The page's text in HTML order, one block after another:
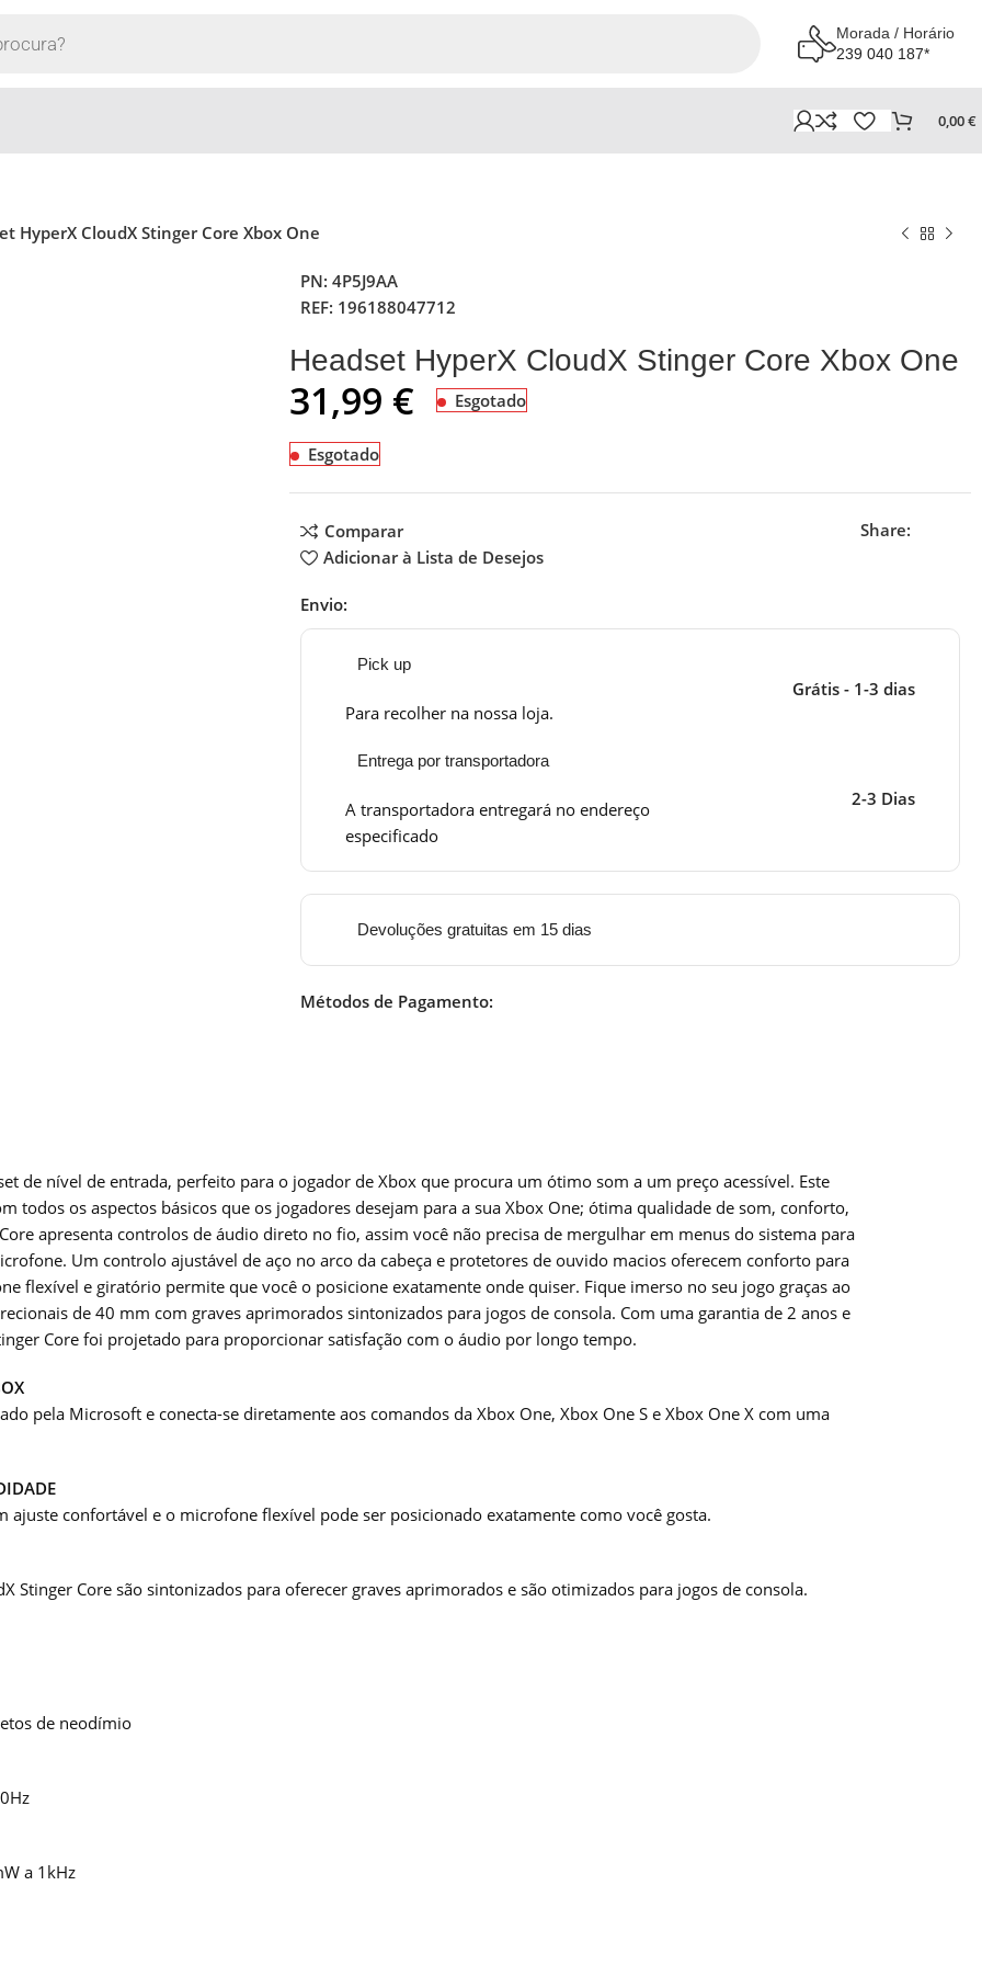
Morada / Horário
239 040 187*
0,00€
HyperX CloudX Stinger Core Xbox One
PN: 4P5J9AA
REF: 196188047712
Headset HyperX CloudX Stinger Core Xbox One
31,99 € Esgotado
Esgotado
Comparar
Adicionar à Lista de Desejos
Share:
Envio:
Pick up
Para recolher na nossa loja.
Grátis - 1-3 dias
Entrega por transportadora
A transportadora entregará no endereço
especificado
2-3 Dias
Devoluções gratuitas em 15 dias
Métodos de Pagamento:
de nível de entrada, perfeito para o jogador de Xbox que procura um ótimo som a um preço acessível. Este
todos os aspectos básicos que os jogadores desejam para a sua Xbox One; ótima qualidade de som, conforto,
apresenta controlos de áudio direto no fio, assim você não precisa de mergulhar em menus do sistema para
Um controlo ajustável de aço no arco da cabeça e protetores de ouvido macios oferecem conforto para
flexível e giratório permite que você o posicione exatamente onde quiser. Fique imerso no seu jogo graças ao
de 40 mm com graves aprimorados sintonizados para jogos de consola. Com uma garantia de 2 anos e
Core foi projetado para proporcionar satisfação com o áudio por longo tempo.
pela Microsoft e conecta-se diretamente aos comandos da Xbox One, Xbox One S e Xbox One X com uma
ajuste confortável e o microfone flexível pode ser posicionado exatamente como você gosta.
Stinger Core são sintonizados para oferecer graves aprimorados e são otimizados para jogos de consola.
de neodímio
a 1kHz